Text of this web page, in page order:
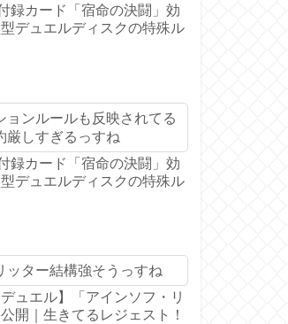
録カード「宿命の決闘」効
デュエルディスクの特殊ル
ョンルールも反映されてる
厳しすぎるっすね
録カード「宿命の決闘」効
デュエルディスクの特殊ル
ッター結構強そうっすね
デュエル】「アインソフ・リ
開｜生きてるレジェスト！